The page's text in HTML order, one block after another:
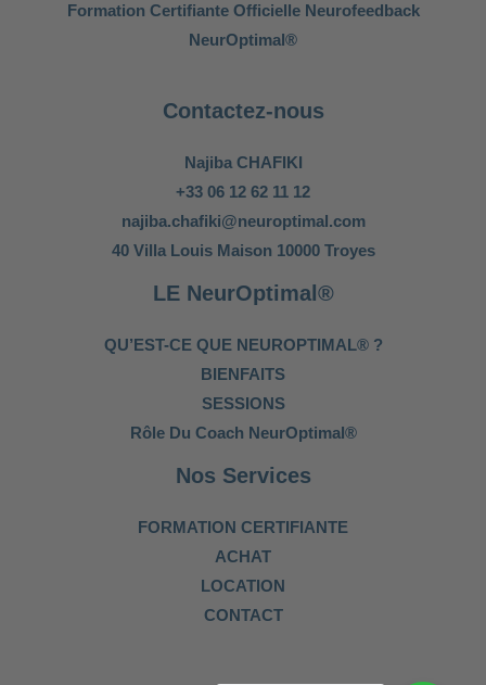
Formation Certifiante Officielle Neurofeedback
NeurOptimal®
Contactez-nous
Najiba CHAFIKI
+33 06 12 62 11 12
najiba.chafiki@neuroptimal.com
40 Villa Louis Maison 10000 Troyes
LE NeurOptimal®
QU’EST-CE QUE NEUROPTIMAL® ?
BIENFAITS
SESSIONS
Rôle Du Coach NeurOptimal®
Nos Services
FORMATION CERTIFIANTE
ACHAT
LOCATION
CONTACT